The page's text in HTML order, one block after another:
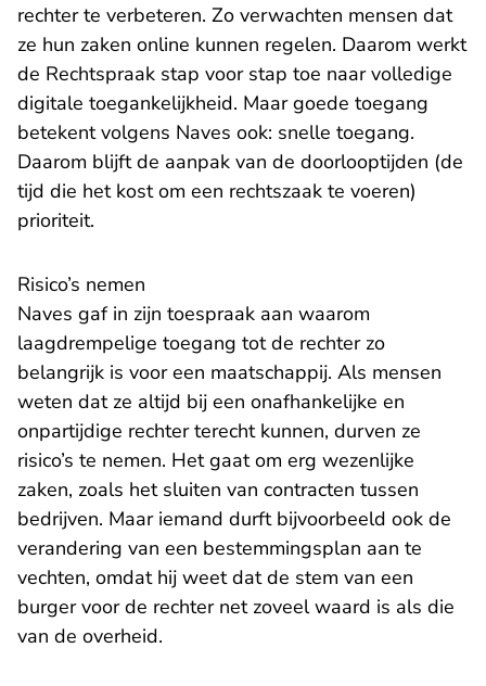
rechter te verbeteren. Zo verwachten mensen dat
ze hun zaken online kunnen regelen. Daarom werkt
de Rechtspraak stap voor stap toe naar volledige
digitale toegankelijkheid. Maar goede toegang
betekent volgens Naves ook: snelle toegang.
Daarom blijft de aanpak van de doorlooptijden (de
tijd die het kost om een rechtszaak te voeren)
prioriteit.
Risico’s nemen
Naves gaf in zijn toespraak aan waarom
laagdrempelige toegang tot de rechter zo
belangrijk is voor een maatschappij. Als mensen
weten dat ze altijd bij een onafhankelijke en
onpartijdige rechter terecht kunnen, durven ze
risico’s te nemen. Het gaat om erg wezenlijke
zaken, zoals het sluiten van contracten tussen
bedrijven. Maar iemand durft bijvoorbeeld ook de
verandering van een bestemmingsplan aan te
vechten, omdat hij weet dat de stem van een
burger voor de rechter net zoveel waard is als die
van de overheid.